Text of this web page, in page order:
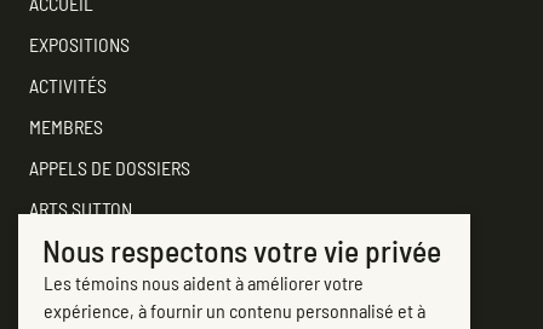
EXPOSITIONS
ACTIVITÉS
MEMBRES
APPELS DE DOSSIERS
ARTS SUTTON
SOUTENEZ
CONTACTER ARTS SUTTON
Nous respectons votre vie privée
Les témoins nous aident à améliorer votre
expérience, à fournir un contenu personnalisé et à